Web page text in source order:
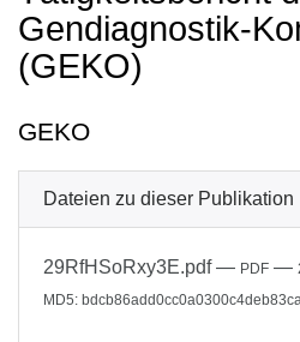
Gendiagnostik-
(GEKO)
GEKO
Dateien zu dieser Publikation
29RfHSoRxy3E.pdf— PDF —
MD5: